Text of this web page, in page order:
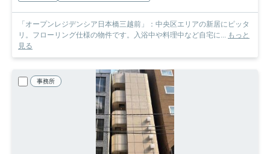
「オープンレジデンシア日本橋三越前」：中央区エリアの新居にピッタ
リ。フローリング仕様の物件です。入浴中や料理中など自宅に... もっと
見る
事務所